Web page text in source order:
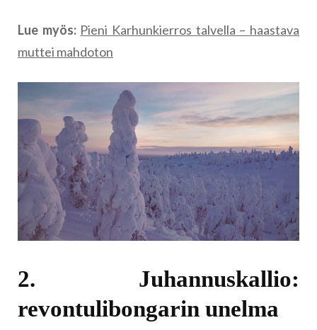
Lue myös: Pieni Karhunkierros talvella – haastava
muttei mahdoton
2. Juhannuskallio:
revontulibongarin unelma